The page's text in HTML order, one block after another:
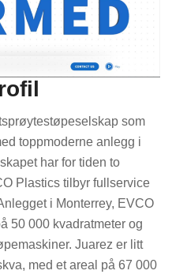
som
toppmoderne anlegg i
har for tiden to
Plastics tilbyr fullservice
i Monterrey, EVCO
50 000 kvadratmeter og
Juarez er litt
med et areal på 67 000